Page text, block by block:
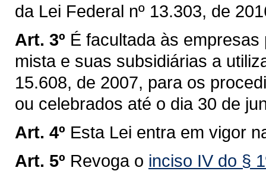
da Lei Federal nº 13.303, de
Art. 3º É facultada às
mista e suas subsidiárias a
15.608, de 2007, para os
ou celebrados até o dia 30 de
Art. 4º Esta Lei entra em vigor
Art. 5º Revoga o inciso IV do §